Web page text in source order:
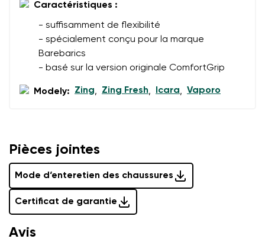
Caractéristiques :
- suffisamment de flexibilité
- spécialement conçu pour la marque
Barebarics
- basé sur la version originale ComfortGrip
Modely: Zing, Zing Fresh, Icara, Vaporo
Pièces jointes
Mode d‘enteretien des chaussures
Certificat de garantie
Avis